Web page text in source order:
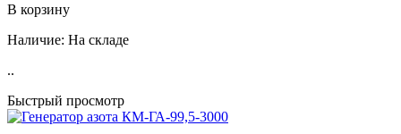
В корзину
Наличие: На складе
..
Быстрый просмотр